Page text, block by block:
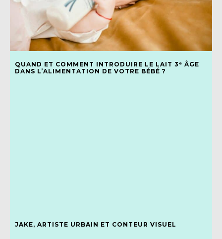
QUAND ET COMMENT INTRODUIRE LE LAIT 3ᵉ ÂGE
DANS L’ALIMENTATION DE VOTRE BÉBÉ ?
JAKE, ARTISTE URBAIN ET CONTEUR VISUEL